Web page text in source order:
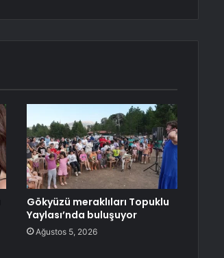
Gökyüzü meraklıları Topuklu
Yaylası’nda buluşuyor
Ağustos 5, 2026